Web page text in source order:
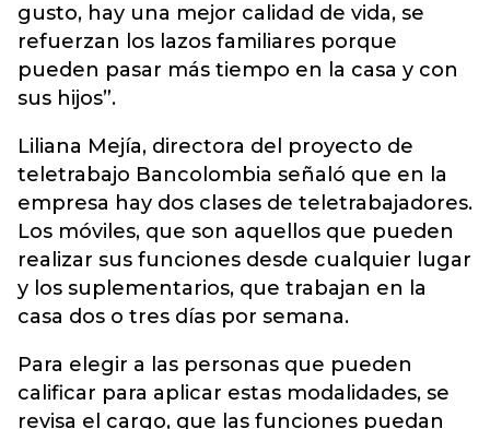
gusto, hay una mejor calidad de vida, se
refuerzan los lazos familiares porque
pueden pasar más tiempo en la casa y con
sus hijos”.
Liliana Mejía, directora del proyecto de
teletrabajo Bancolombia señaló que en la
empresa hay dos clases de teletrabajadores.
Los móviles, que son aquellos que pueden
realizar sus funciones desde cualquier lugar
y los suplementarios, que trabajan en la
casa dos o tres días por semana.
Para elegir a las personas que pueden
calificar para aplicar estas modalidades, se
revisa el cargo, que las funciones puedan